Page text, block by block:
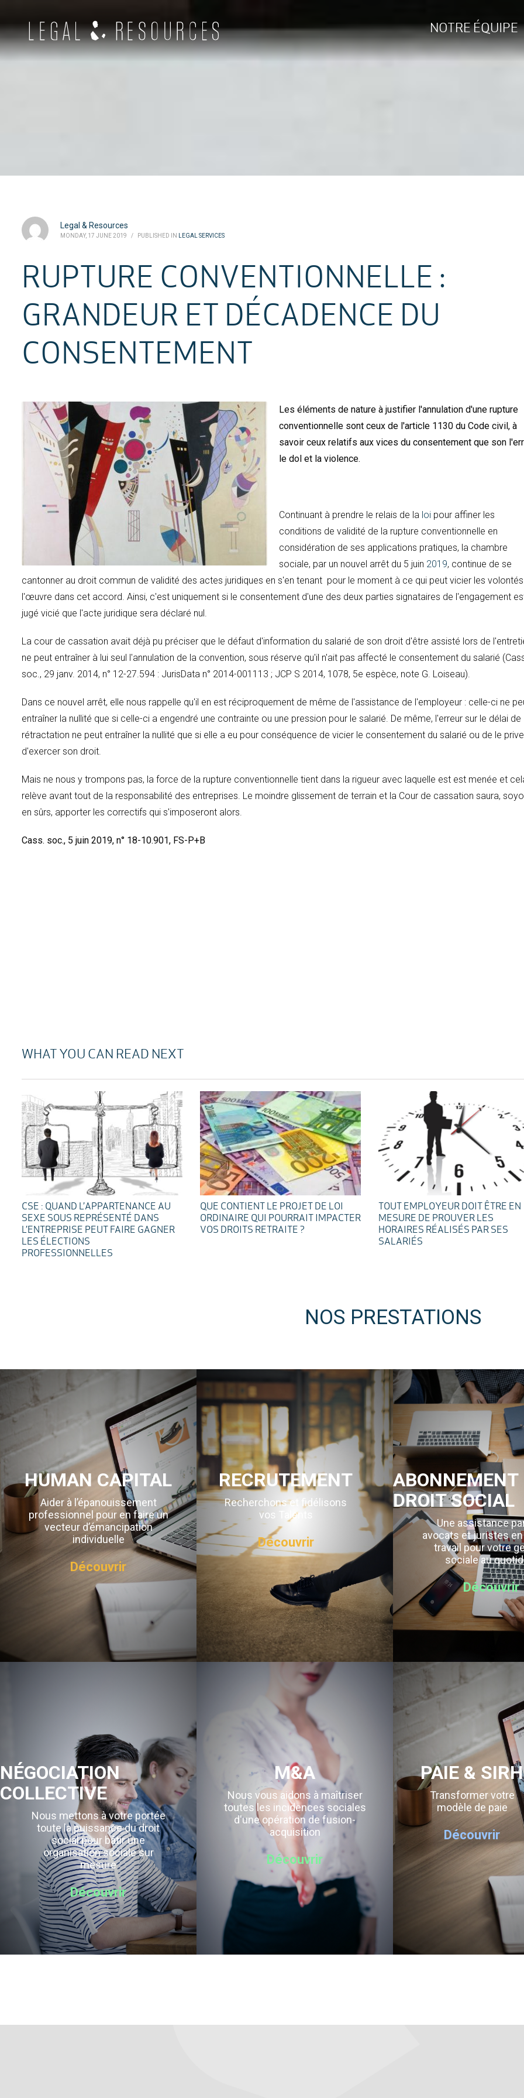
NOTRE ÉQUIPE
Legal & Resources
MONDAY, 17 JUNE 2019 / PUBLISHED IN LEGAL SERVICES
RUPTURE CONVENTIONNELLE :
GRANDEUR ET DÉCADENCE DU
CONSENTEMENT
Les éléments de nature à justifier l'annulation d'une rupture
conventionnelle sont ceux de l'article 1130 du Code civil, à
savoir ceux relatifs aux vices du consentement que son
le dol et la violence.
Continuant à prendre le relais de la loi pour affiner les
conditions de validité de la rupture conventionnelle en
considération de ses applications pratiques, la chambre
sociale, par un nouvel arrêt du 5 juin 2019, continue de se
cantonner au droit commun de validité des actes juridiques en s'en tenant pour le moment à ce qui peut vicier les
l'œuvre dans cet accord. Ainsi, c'est uniquement si le consentement d'une des deux parties signataires de l'engagement
jugé vicié que l'acte juridique sera déclaré nul.
La cour de cassation avait déjà pu préciser que le défaut d'information du salarié de son droit d'être assisté lors de
ne peut entraîner à lui seul l'annulation de la convention, sous réserve qu'il n'ait pas affecté le consentement du salarié
soc., 29 janv. 2014, n° 12-27.594 : JurisData n° 2014-001113 ; JCP S 2014, 1078, 5e espèce, note G. Loiseau).
Dans ce nouvel arrêt, elle nous rappelle qu'il en est réciproquement de même de l'assistance de l'employeur : celle-ci ne
entraîner la nullité que si celle-ci a engendré une contrainte ou une pression pour le salarié. De même, l'erreur sur le délai de
rétractation ne peut entraîner la nullité que si elle a eu pour conséquence de vicier le consentement du salarié ou de le
d'exercer son droit.
Mais ne nous y trompons pas, la force de la rupture conventionnelle tient dans la rigueur avec laquelle est est menée et
relève avant tout de la responsabilité des entreprises. Le moindre glissement de terrain et la Cour de cassation saura,
en sûrs, apporter les correctifs qui s'imposeront alors.
Cass. soc., 5 juin 2019, n° 18-10.901, FS-P+B
WHAT YOU CAN READ NEXT
CSE : QUAND L’APPARTENANCE AU
SEXE SOUS REPRÉSENTÉ DANS
L’ENTREPRISE PEUT FAIRE GAGNER
LES ÉLECTIONS
PROFESSIONNELLES
QUE CONTIENT LE PROJET DE LOI
ORDINAIRE QUI POURRAIT IMPACTER
VOS DROITS RETRAITE ?
TOUT EMPLOYEUR DOIT ÊTRE EN
MESURE DE PROUVER LES
HORAIRES RÉALISÉS PAR SES
SALARIÉS
NOS PRESTATIONS
HUMAN CAPITAL
Aider à l’épanouissement
professionnel pour en faire un
vecteur d’émancipation
individuelle
Découvrir
RECRUTEMENT
Recherchons et fidélisons
vos Talents
Découvrir
ABONNEMENT
DROIT SOCIAL
Une assistance
avocats et juristes
travail pour votre
sociale au
Découvrir
NÉGOCIATION
COLLECTIVE
Nous mettons à votre portée
toute la puissance du droit
social pour bâtir une
organisation sociale sur
mesure
Découvrir
M&A
Nous vous aidons à maîtriser
toutes les incidences sociales
d'une opération de fusion-
acquisition
Découvrir
PAIE & SIRH
Transformer votre
modèle de paie
Découvrir